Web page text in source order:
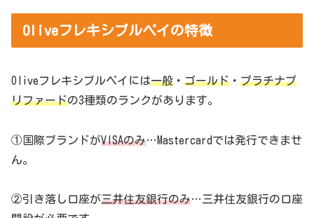
Oliveフレキシブルペイの特徴
Oliveフレキシブルペイには一般 ・ ゴールド ・ プラチナプ
リファードの3種類のランクがあります。
①国際ブランドがVISAのみ…Mastercardでは発行できませ
ん。
②引き落し口座が三井住友銀行のみ…三井住友銀行の口座